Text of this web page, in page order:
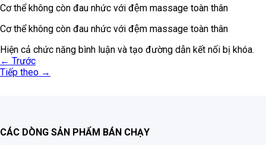
Cơ thể không còn đau nhức với đệm massage toàn thân
Cơ thể không còn đau nhức với đệm massage toàn thân
Hiện cả chức năng bình luận và tạo đường dẫn kết nối bị khóa.
← Trước
Tiếp theo →
CÁC DÒNG SẢN PHẨM BÁN CHẠY